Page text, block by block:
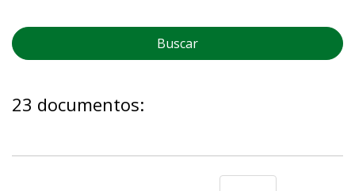
Buscar
23 documentos: